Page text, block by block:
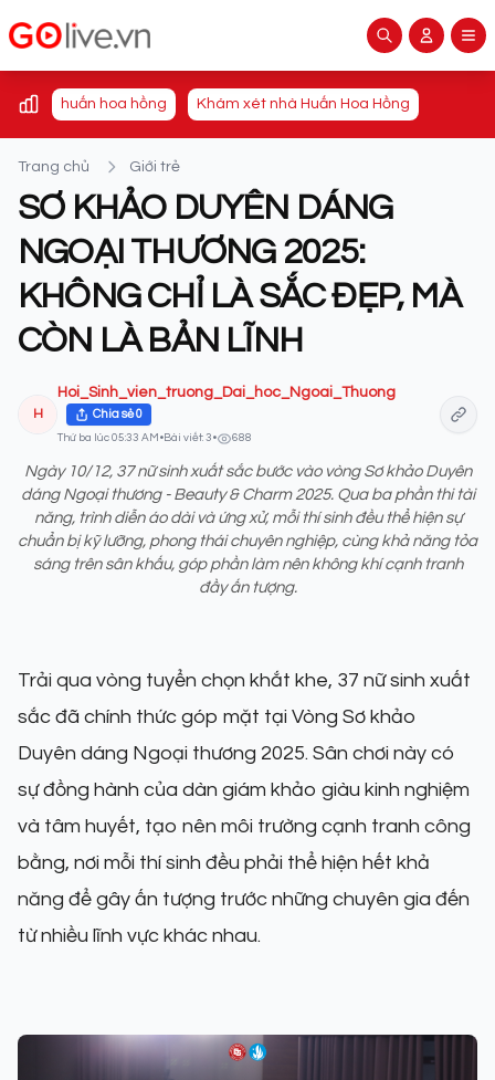
huấn hoa hồng Khám xét nhà Huấn Hoa Hồng
Trang chủ Giới trẻ
SƠ KHẢO DUYÊN DÁNG
NGOẠI THƯƠNG 2025:
KHÔNG CHỈ LÀ SẮC ĐẸP, MÀ
CÒN LÀ BẢN LĨNH
H
Hoi_Sinh_vien_truong_Dai_hoc_Ngoai_Thuong
Chia sẻ0
Thứ ba lúc 05:33 AM • Bài viết: 3 • 688
Ngày 10/12, 37 nữ sinh xuất sắc bước vào vòng Sơ khảo Duyên
dáng Ngoại thương - Beauty & Charm 2025. Qua ba phần thi tài
năng, trình diễn áo dài và ứng xử, mỗi thí sinh đều thể hiện sự
chuẩn bị kỹ lưỡng, phong thái chuyên nghiệp, cùng khả năng tỏa
sáng trên sân khấu, góp phần làm nên không khí cạnh tranh
đầy ấn tượng.
Trải qua vòng tuyển chọn khắt khe, 37 nữ sinh xuất
sắc đã chính thức góp mặt tại Vòng Sơ khảo
Duyên dáng Ngoại thương 2025. Sân chơi này có
sự đồng hành của dàn giám khảo giàu kinh nghiệm
và tâm huyết, tạo nên môi trường cạnh tranh công
bằng, nơi mỗi thí sinh đều phải thể hiện hết khả
năng để gây ấn tượng trước những chuyên gia đến
từ nhiều lĩnh vực khác nhau.